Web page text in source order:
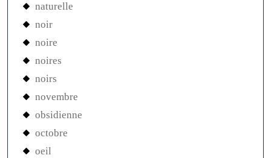
naturelle
noir
noire
noires
noirs
novembre
obsidienne
octobre
oeil